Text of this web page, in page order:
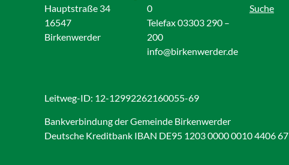
Hauptstraße 34
16547
Birkenwerder
0
Telefax 03303 290 –
200
info@birkenwerder.de
Suche
Leitweg-ID: 12-12992262160055-69
Bankverbindung der Gemeinde Birkenwerder
Deutsche Kreditbank IBAN DE95 1203 0000 0010 4406 67